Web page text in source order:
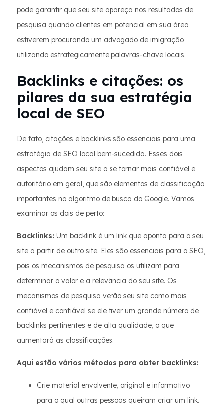
pode garantir que seu site apareça nos resultados de
pesquisa quando clientes em potencial em sua área
estiverem procurando um advogado de imigração
utilizando estrategicamente palavras-chave locais.
Backlinks e citações: os
pilares da sua estratégia
local de SEO
De fato, citações e backlinks são essenciais para uma
estratégia de SEO local bem-sucedida. Esses dois
aspectos ajudam seu site a se tornar mais confiável e
autoritário em geral, que são elementos de classificação
importantes no algoritmo de busca do Google. Vamos
examinar os dois de perto:
Backlinks: Um backlink é um link que aponta para o seu
site a partir de outro site. Eles são essenciais para o SEO,
pois os mecanismos de pesquisa os utilizam para
determinar o valor e a relevância do seu site. Os
mecanismos de pesquisa verão seu site como mais
confiável e confiável se ele tiver um grande número de
backlinks pertinentes e de alta qualidade, o que
aumentará as classificações.
Aqui estão vários métodos para obter backlinks:
Crie material envolvente, original e informativo
para o qual outras pessoas queiram criar um link.